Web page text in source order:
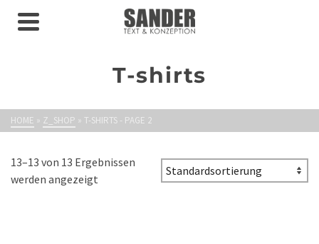
T-shirts
HOME » Z_SHOP » T-SHIRTS - PAGE 2
13–13 von 13 Ergebnissen
werden angezeigt